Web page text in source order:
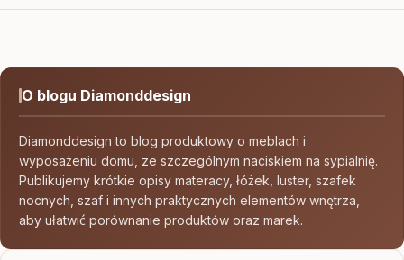
O blogu Diamonddesign
Diamonddesign to blog produktowy o meblach i
wyposażeniu domu, ze szczególnym naciskiem na sypialnię.
Publikujemy krótkie opisy materacy, łóżek, luster, szafek
nocnych, szaf i innych praktycznych elementów wnętrza,
aby ułatwić porównanie produktów oraz marek.